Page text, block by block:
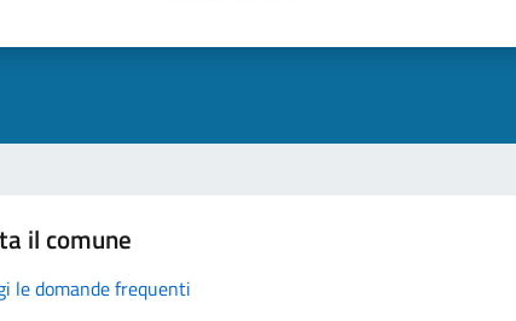
il comune
le domande frequenti